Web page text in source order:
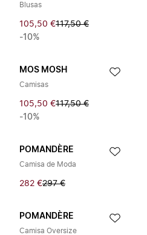
Blusas
105,50 €117,50 €
-10%
MOS MOSH
Camisas
105,50 €117,50 €
-10%
POMANDÈRE
Camisa de Moda
282 €297 €
POMANDÈRE
Camisa Oversize